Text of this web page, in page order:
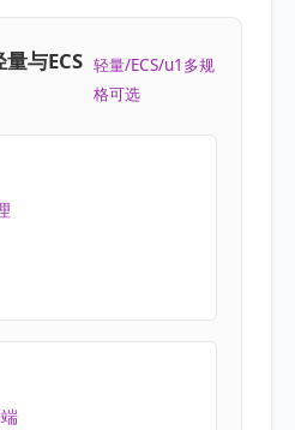
量与ECS 轻量/ECS/u1多规
格可选